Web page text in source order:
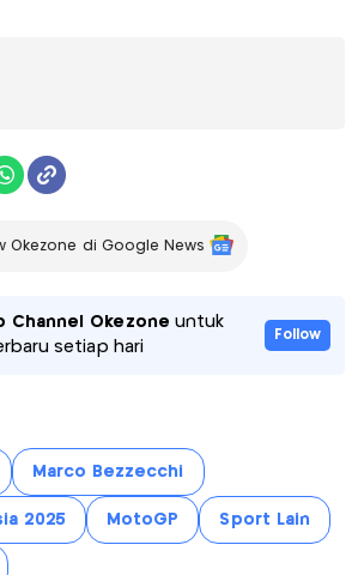
Okezone di Google News
Channel Okezone untuk
setiap hari
Follow
Marco Bezzecchi
2025 MotoGP Sport Lain